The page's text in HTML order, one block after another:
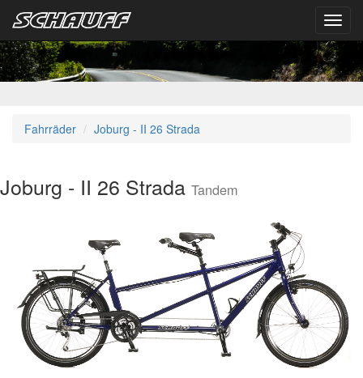
Fahrräder Joburg - II 26 Strada
Joburg - II 26 Strada Tandem